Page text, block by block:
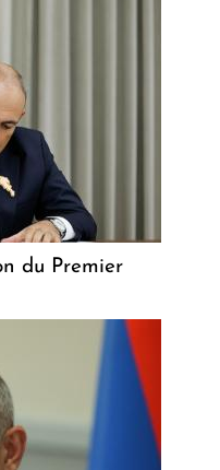
du Premier